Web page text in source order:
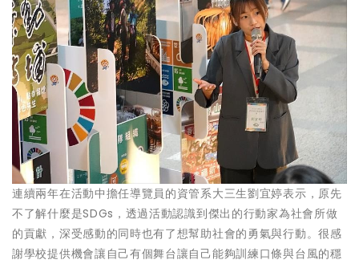
連續兩年在活動中擔任導覽員的資管系大三生劉宜婷表示，原先
不了解什麼是SDGs，透過活動認識到傑出的行動家為社會所做
的貢獻，深受感動的同時也有了想幫助社會的勇氣與行動。很感
謝學校提供機會讓自己有個舞台讓自己能夠訓練口條與台風的穩